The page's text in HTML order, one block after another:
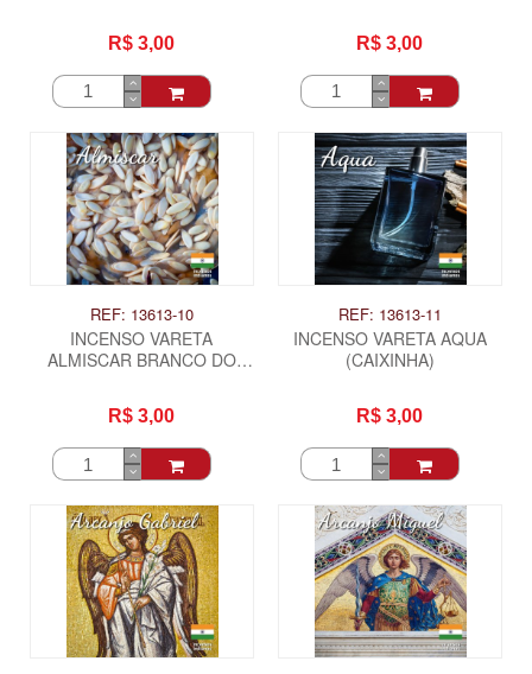
R$ 3,00 R$ 3,00
REF: 13613-10
INCENSO VARETA
ALMISCAR BRANCO DO
R$ 3,00
REF: 13613-11
INCENSO VARETA AQUA
(CAIXINHA)
R$ 3,00